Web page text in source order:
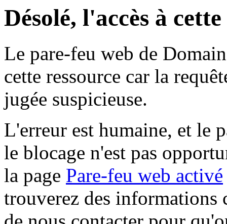
Désolé, l'accès à
Le pare-feu web de
cette ressource car la
jugée suspicieuse.
L'erreur est humaine, et le
le blocage n'est pas
la page Pare-feu web activé
trouverez des informations